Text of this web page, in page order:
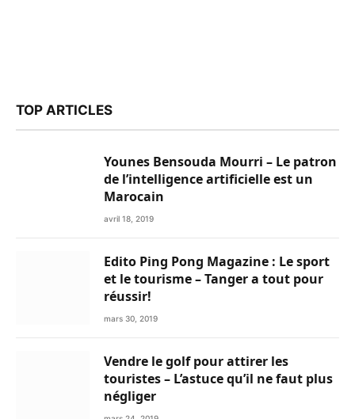
TOP ARTICLES
Younes Bensouda Mourri – Le patron
de l’intelligence artificielle est un
Marocain
avril 18, 2019
Edito Ping Pong Magazine : Le sport
et le tourisme – Tanger a tout pour
réussir!
mars 30, 2019
Vendre le golf pour attirer les
touristes – L’astuce qu’il ne faut plus
négliger